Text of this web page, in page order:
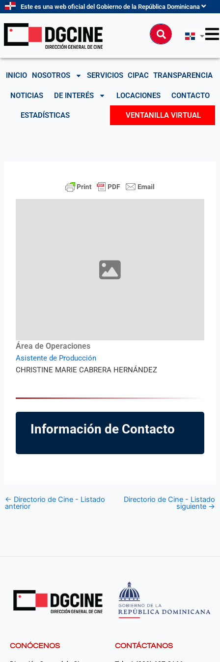
contenido
Este es una web oficial del Gobierno de la República Dominicana
Buscar
INICIO NOSOTROS SERVICIOS CIPAC TRANSPARENCIA
NOTICIAS DE INTERÉS LOCACIONES CONTACTO
ESTADÍSTICAS VENTANILLA VIRTUAL
Área de Operaciones
Asistente de Producción
CHRISTINE MARIE CABRERA HERNÁNDEZ
Información de Contacto
← Directorio de Cine - Listado
anterior
Directorio de Cine - Listado
siguiente →
CONÓCENOS CONTÁCTANOS